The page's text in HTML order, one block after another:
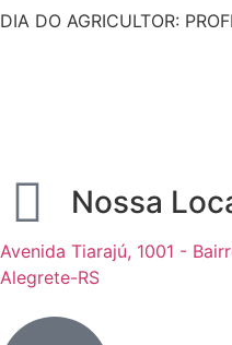
DIA DO AGRICULTOR:
Nossa
Avenida Tiarajú, 1001 -
Alegrete-RS